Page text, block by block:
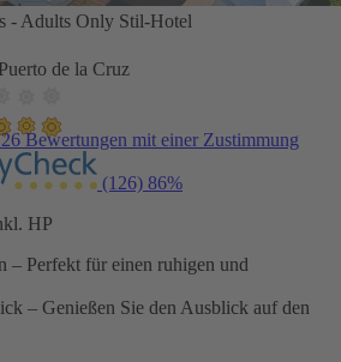
Adults Only Stil-Hotel
de la Cruz
Bewertungen mit einer Zustimmung
(126) 86%
HP
– Perfekt für einen ruhigen und
– Genießen Sie den Ausblick auf den